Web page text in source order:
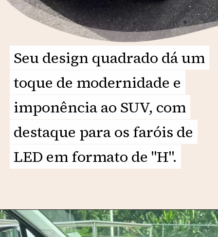
Seu design quadrado dá um
toque de modernidade e
imponência ao SUV, com
destaque para os faróis de
LED em formato de "H".
Seu design quadrado dá um
toque de modernidade e
imponência ao SUV, com
destaque para os faróis de
LED em formato de "H".
Opening https://motorprime.com.br/vai-impactar-hyundai-santa-fe-2025-se-prepara-para-o-brasil/